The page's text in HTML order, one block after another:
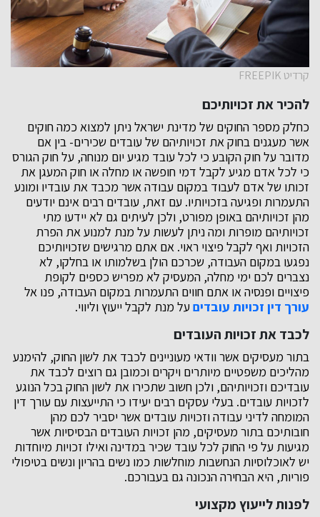
קרדיט FREEPIK
להכיר את זכויותיכם
כחלק מספר החוקים של מדינת ישראל ניתן למצוא כמה חוקים
אשר מעגנים בחוק את זכויותיהם של עובדים שכירים- בין אם
מדובר על חוק הקובע כי לכל עובד מגיע יום מנוחה, על חוק הגורס
כי לכל אדם מגיע לקבל דמי חופשה או מחלה או חוק המעגן את
זכותו של אדם לעבוד במקום עבודה אשר מכבד את עובדיו ומונע
התעמרות ופגיעה בזכויותיו. עם זאת, עובדים רבים אינם יודעים
מהן זכויותיהם באופן מפורט, ולכן לעיתים גם לא יידעו מתי
זכויותיהם מופרות ומה ניתן לעשות על מנת למנוע את הפרת
הזכויות ואף לקבל פיצוי ראוי. אם אתם מרגישים שזכויותיכם
נפגעו במקום העבודה, שכרכם הולן בשלמותו או בחלקו, לא
נצברים לכם ימי מחלה, המעסיק לא מפריש כספים לקופת
פיצויים ופנסיה או אתם חווים התעמרות במקום העבודה, פנו אל
עורך דין זכויות עובדים על מנת לקבל ייעוץ וליווי.
לכבד את זכויות העובדים
בתור מעסיקים אשר וודאי מעוניינים לכבד את לשון החוק, להימנע
מהליכים משפטיים מיותרים ויקרים וכמובן גם רוצים לכבד את
עובדיכם וזכויותיהם, ולכן חשוב שתכירו את לשון החוק בכל הנוגע
לזכויות עובדים. בעלי עסקים רבים יעידו כי התייעצות עם עורך דין
המומחה לדיני עבודה וזכויות עובדים אשר יסביר לכם מהן
חובותיכם בתור מעסיקים, מהן זכויות העובדים הבסיסיות אשר
מגיעות על פי החוק לכל עובד שכיר במדינה ואילו זכויות מיוחדות
יש לאוכלוסיות הנחשבות מוחלשות כמו נשים בהריון ונשים בטיפולי
פוריות, היא הבחירה הנכונה גם בעבורכם.
לפנות לייעוץ מקצועי